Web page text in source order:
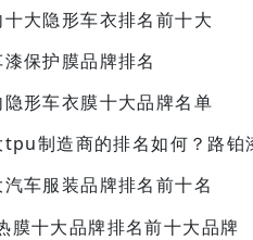
大隐形车衣排名前十大
保护膜品牌排名
形车衣膜十大品牌名单
制造商的排名如何？路铂
车服装品牌排名前十名
膜十大品牌排名前十大品牌